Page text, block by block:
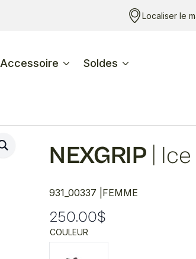
Localiser le
Accessoire Soldes
NEXGRIP
931_00337 | FEMME
250.00$
COULEUR